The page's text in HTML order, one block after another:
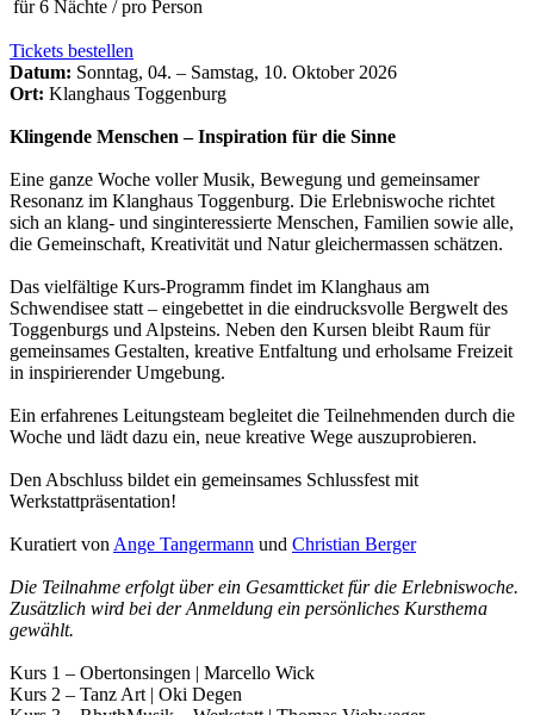
für 6 Nächte / pro Person
Tickets bestellen
Datum: Sonntag, 04. – Samstag, 10. Oktober 2026
Ort: Klanghaus Toggenburg
Klingende Menschen – Inspiration für die Sinne
Eine ganze Woche voller Musik, Bewegung und gemeinsamer
Resonanz im Klanghaus Toggenburg. Die Erlebniswoche richtet
sich an klang- und singinteressierte Menschen, Familien sowie alle,
die Gemeinschaft, Kreativität und Natur gleichermassen schätzen.
Das vielfältige Kurs-Programm findet im Klanghaus am
Schwendisee statt – eingebettet in die eindrucksvolle Bergwelt des
Toggenburgs und Alpsteins. Neben den Kursen bleibt Raum für
gemeinsames Gestalten, kreative Entfaltung und erholsame Freizeit
in inspirierender Umgebung.
Ein erfahrenes Leitungsteam begleitet die Teilnehmenden durch die
Woche und lädt dazu ein, neue kreative Wege auszuprobieren.
Den Abschluss bildet ein gemeinsames Schlussfest mit
Werkstattpräsentation!
Kuratiert von Ange Tangermann und Christian Berger
Die Teilnahme erfolgt über ein Gesamtticket für die Erlebniswoche.
Zusätzlich wird bei der Anmeldung ein persönliches Kursthema
gewählt.
Kurs 1 – Obertonsingen | Marcello Wick
Kurs 2 – Tanz Art | Oki Degen